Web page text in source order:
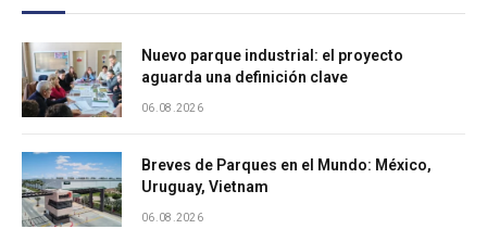
Nuevo parque industrial: el proyecto
aguarda una definición clave
06.08.2026
Breves de Parques en el Mundo: México,
Uruguay, Vietnam
06.08.2026